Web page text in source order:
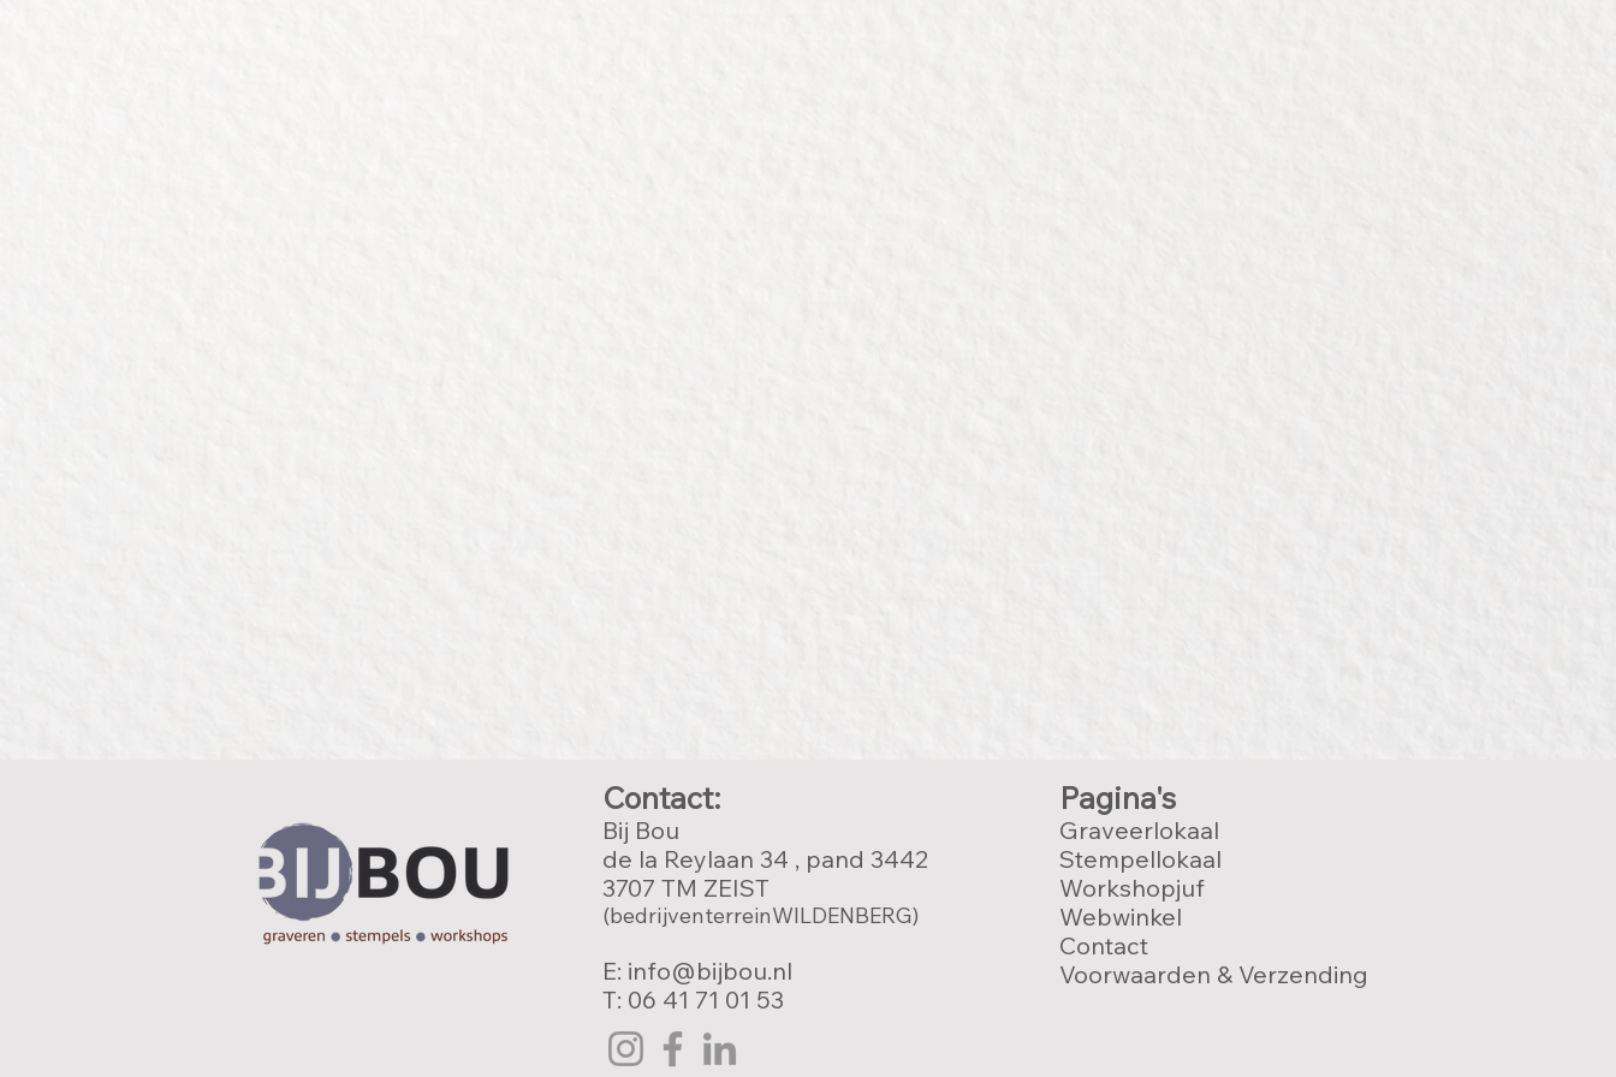
Contact:
Bij Bou
de la Reylaan 34 , pand 3442
3707 TM ZEIST
(bedrijventerreinWILDENBERG)
E: info@bijbou.nl
T: 06 41 71 01 53
Pagina's
Graveerlokaal
Stempellokaal
Workshopjuf
Webwinkel
Contact
Voorwaarden & Verzending